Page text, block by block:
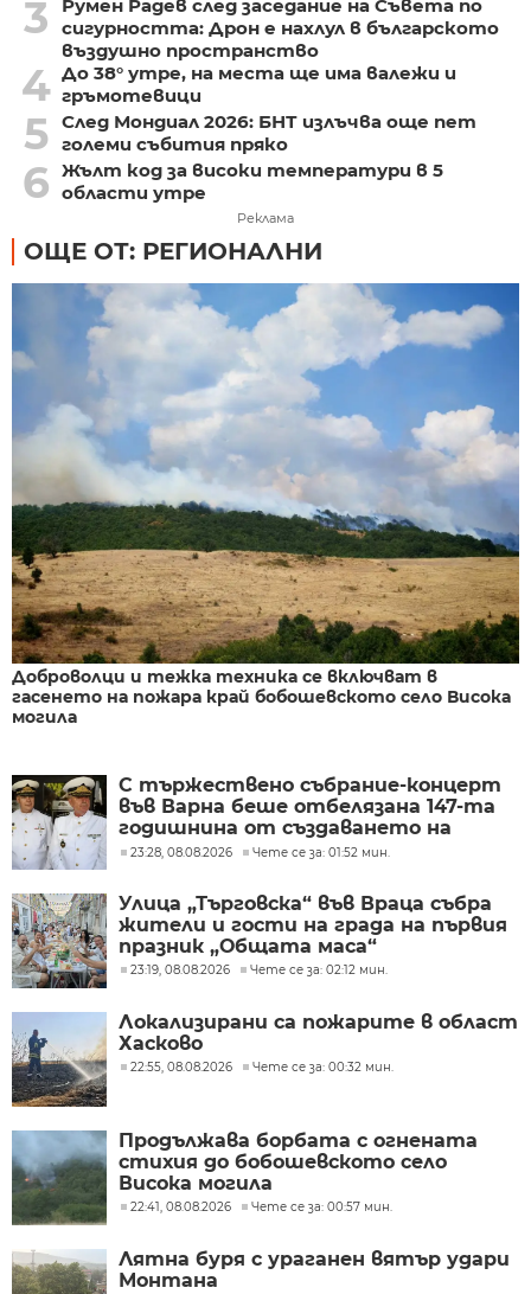
3
Румен Радев след заседание на Съвета по
сигурността: Дрон е нахлул в българското
въздушно пространство
4 До 38° утре, на места ще има валежи и
гръмотевици
5 След Мондиал 2026: БНТ излъчва още пет
големи събития пряко
6 Жълт код за високи температури в 5
области утре
Реклама
ОЩЕ ОТ: РЕГИОНАЛНИ
Доброволци и тежка техника се включват в
гасенето на пожара край бобошевското село Висока
могила
С тържествено събрание-концерт
във Варна беше отбелязана 147-та
годишнина от създаването на
Военноморските сили
23:28, 08.08.2026 Чете се за: 01:52 мин.
Улица „Търговска“ във Враца събра
жители и гости на града на първия
празник „Общата маса“
23:19, 08.08.2026 Чете се за: 02:12 мин.
Локализирани са пожарите в област
Хасково
22:55, 08.08.2026 Чете се за: 00:32 мин.
Продължава борбата с огнената
стихия до бобошевското село
Висока могила
22:41, 08.08.2026 Чете се за: 00:57 мин.
Лятна буря с ураганен вятър удари
Монтана